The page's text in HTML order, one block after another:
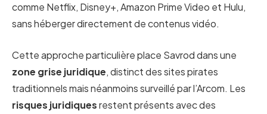
comme Netflix, Disney+, Amazon Prime Video et Hulu,
sans héberger directement de contenus vidéo.
Cette approche particulière place Savrod dans une
zone grise juridique, distinct des sites pirates
traditionnels mais néanmoins surveillé par l’Arcom. Les
risques juridiquesrestent présents avec des